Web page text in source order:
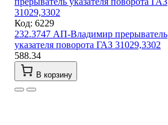
Код: 6229
232.3747 АП-Владимир прерыватель
указателя поворота ГАЗ 31029,3302
588.34
В корзину